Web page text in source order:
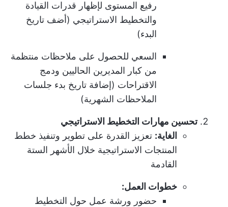
رفيع المستوى لإظهار قدرات القيادة
والتخطيط الاستراتيجي (أضف تاريخ
البدء)
السعي للحصول على ملاحظات منتظمة
من كبار المديرين الحاليين ودمج
الاقتراحات (إضافة تاريخ بدء جلسات
الملاحظات الشهرية)
تحسين مهارات التخطيط الاستراتيجي
الغاية: تعزيز القدرة على تطوير وتنفيذ خطط
المنتجات الاستراتيجية خلال الأشهر الستة
القادمة
خطوات العمل:
حضور ورشة عمل حول التخطيط